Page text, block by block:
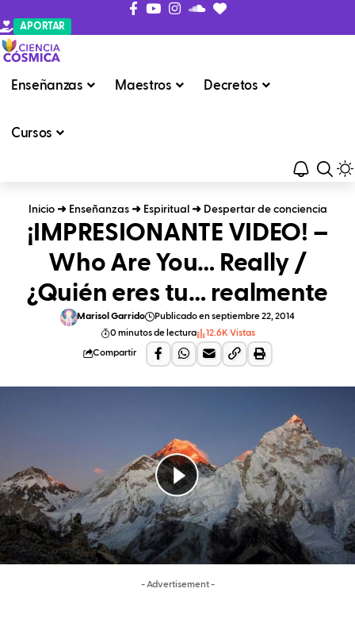
APORTAR
Enseñanzas Maestros Decretos
Cursos
Inicio➜ Enseñanzas➜ Espiritual ➜ Despertar de conciencia
¡IMPRESIONANTE VIDEO! –
Who Are You… Really /
¿Quién eres tu… realmente
Marisol Garrido
Publicado en septiembre 22, 2014
0 minutos de lectura
12.6K Vistas
Compartir
- Advertisement -